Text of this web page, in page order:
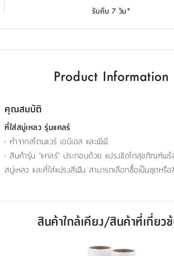
รับคืน 7 วัน*
Product Information
คุณสมบัติ
ที่ใส่สบู่เหลว รุ่นแคลร์
- ทำจากสโตนแวร์ เอบีเอส และพีพี
- สินค้ารุ่น "แคลร์" ประกอบด้วย แปรงขัดโถสุขภัณฑ์พร้
สบู่เหลว และที่ใส่แปรงสีฟัน สามารถเลือกซื้อเป็นชุดหรื
สินค้าใกล้เคียง/สินค้าที่เกี่ยว